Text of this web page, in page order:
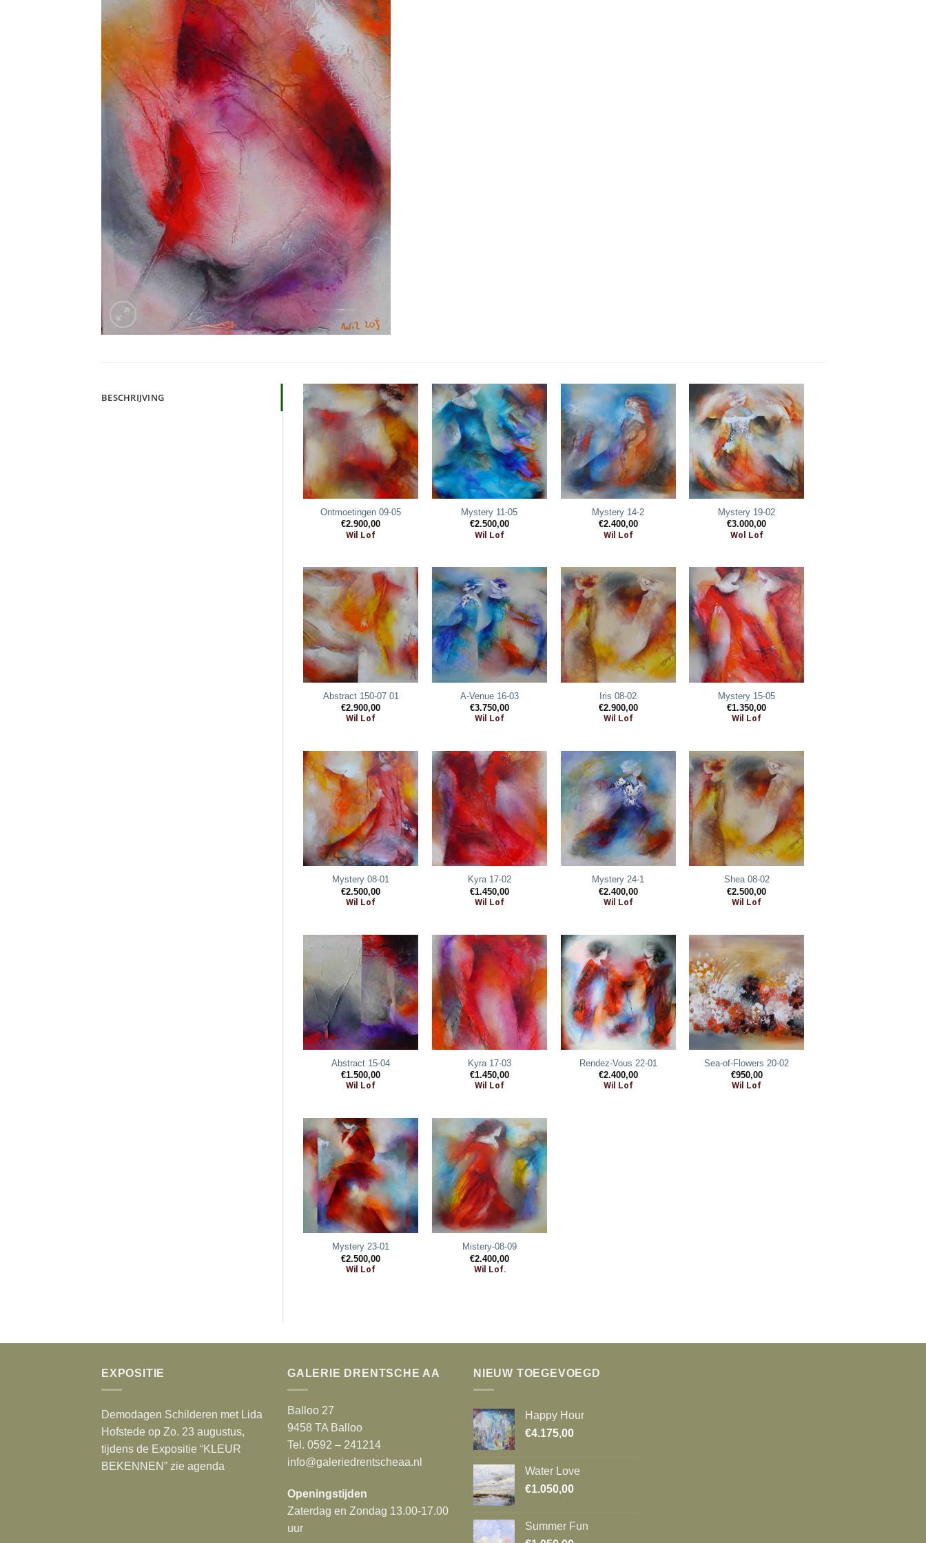
BESCHRIJVING
Ontmoetingen 09-05
€2.900,00
Wil Lof
Mystery 11-05
€2.500,00
Wil Lof
Mystery 14-2
€2.400,00
Wil Lof
Mystery 19-02
€3.000,00
Wol Lof
Abstract 150-07 01
€2.900,00
Wil Lof
A-Venue 16-03
€3.750,00
Wil Lof
Iris 08-02
€2.900,00
Wil Lof
Mystery 15-05
€1.350,00
Wil Lof
Mystery 08-01
€2.500,00
Wil Lof
Kyra 17-02
€1.450,00
Wil Lof
Mystery 24-1
€2.400,00
Wil Lof
Shea 08-02
€2.500,00
Wil Lof
Abstract 15-04
€1.500,00
Wil Lof
Kyra 17-03
€1.450,00
Wil Lof
Rendez-Vous 22-01
€2.400,00
Wil Lof
Sea-of-Flowers 20-02
€950,00
Wil Lof
Mystery 23-01
€2.500,00
Wil Lof
Mistery-08-09
€2.400,00
Wil Lof.
EXPOSITIE
Demodagen Schilderen met Lida
Hofstede op Zo. 23 augustus,
tijdens de Expositie “KLEUR
BEKENNEN” zie agenda
GALERIE DRENTSCHE AA
Balloo 27
9458 TA Balloo
Tel. 0592 – 241214
info@galeriedrentscheaa.nl
Openingstijden
Zaterdag en Zondag 13.00-17.00
uur
NIEUW TOEGEVOEGD
Happy Hour
€4.175,00
Water Love
€1.050,00
Summer Fun